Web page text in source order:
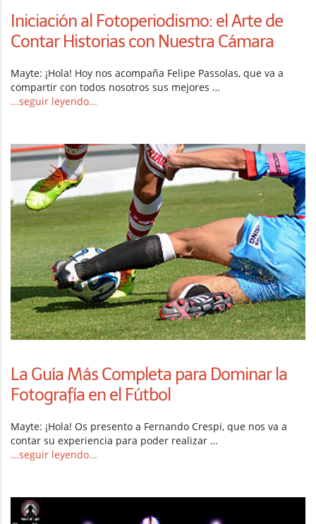
Iniciación al Fotoperiodismo: el Arte de
Contar Historias con Nuestra Cámara
Mayte: ¡Hola! Hoy nos acompaña Felipe Passolas, que va a
compartir con todos nosotros sus mejores …
...seguir leyendo...
La Guía Más Completa para Dominar la
Fotografía en el Fútbol
Mayte: ¡Hola! Os presento a Fernando Crespi, que nos va a
contar su experiencia para poder realizar …
...seguir leyendo...